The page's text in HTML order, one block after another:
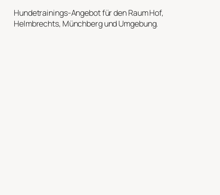
Hundetrainings-Angebot für den Raum Hof,
Helmbrechts, Münchberg und Umgebung.